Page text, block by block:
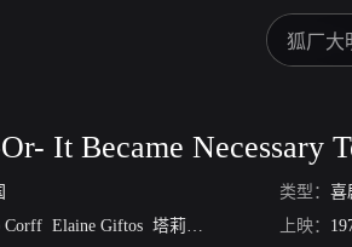
It Became Necessary
类型： 喜
Corff Elaine Giftos 塔莉娅·夏尔 本·沃伦 辛
上映：